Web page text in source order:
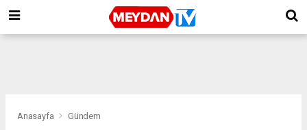
Anasayfa Gündem